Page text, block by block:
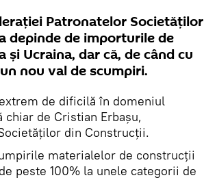
Patronatelor Societăților
depinde de importurile de
Ucraina, dar că, de când cu
nou val de scumpiri.
de dificilă în domeniul
de Cristian Erbașu,
din Construcții.
materialelor de construcții
peste 100% la unele categorii de